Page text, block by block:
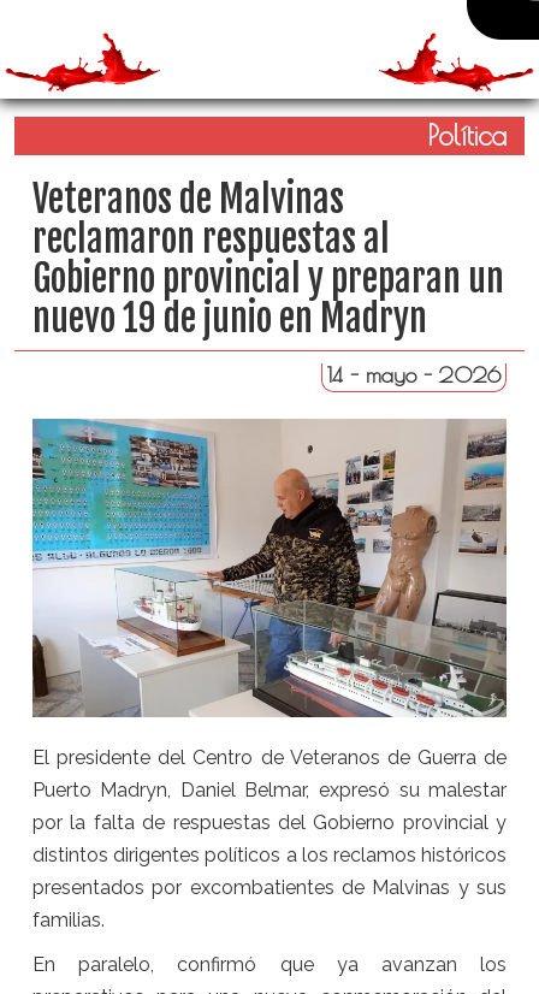
Política
Veteranos de Malvinas
reclamaron respuestas al
Gobierno provincial y preparan un
nuevo 19 de junio en Madryn
14 - mayo - 2026
El presidente del Centro de Veteranos de Guerra de
Puerto Madryn, Daniel Belmar, expresó su malestar
por la falta de respuestas del Gobierno provincial y
distintos dirigentes políticos a los reclamos históricos
presentados por excombatientes de Malvinas y sus
familias.
En paralelo, confirmó que ya avanzan los